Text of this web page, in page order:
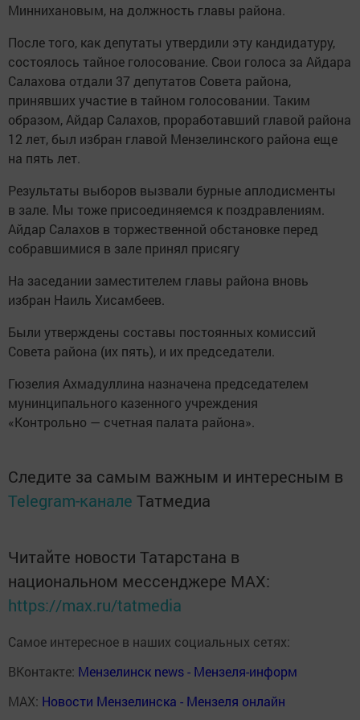
Миннихановым, на должность главы района.
После того, как депутаты утвердили эту кандидатуру,
состоялось тайное голосование. Свои голоса за Айдара
Салахова отдали 37 депутатов Совета района,
принявших участие в тайном голосовании. Таким
образом, Айдар Салахов, проработавший главой района
12 лет, был избран главой Мензелинского района еще
на пять лет.
Результаты выборов вызвали бурные аплодисменты
в зале. Мы тоже присоединяемся к поздравлениям.
Айдар Салахов в торжественной обстановке перед
собравшимися в зале принял присягу
На заседании заместителем главы района вновь
избран Наиль Хисамбеев.
Были утверждены составы постоянных комиссий
Совета района (их пять), и их председатели.
Гюзелия Ахмадуллина назначена председателем
мунинципального казенного учреждения
«Контрольно — счетная палата района».
Следите за самым важным и интересным в
Telegram-канале Татмедиа
Читайте новости Татарстана в
национальном мессенджере MАХ:
https://max.ru/tatmedia
Самое интересное в наших социальных сетях:
ВКонтакте: Мензелинск news - Мензеля-информ
MAX: Новости Мензелинска - Мензеля онлайн